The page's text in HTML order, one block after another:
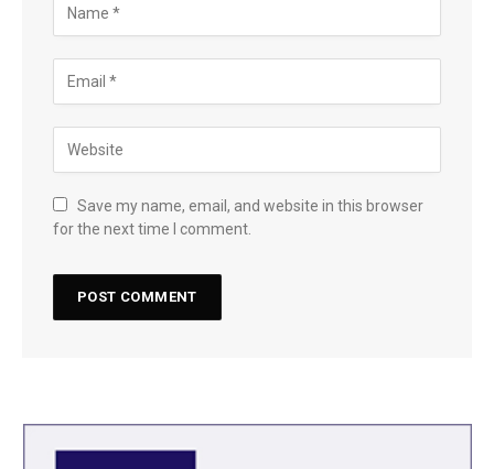
Save my name, email, and website in this browser
for the next time I comment.